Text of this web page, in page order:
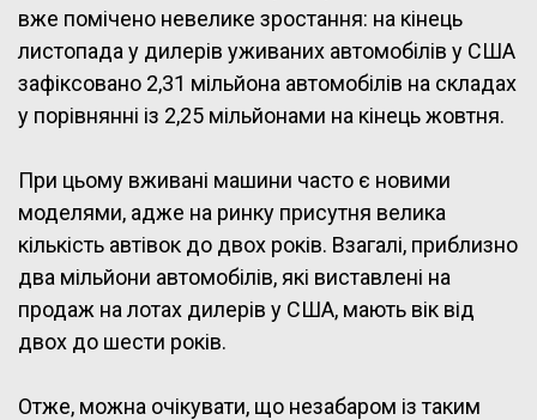
вже помічено невелике зростання: на кінець
листопада у дилерів уживаних автомобілів у США
зафіксовано 2,31 мільйона автомобілів на складах
у порівнянні із 2,25 мільйонами на кінець жовтня.
При цьому вживані машини часто є новими
моделями, адже на ринку присутня велика
кількість автівок до двох років. Взагалі, приблизно
два мільйони автомобілів, які виставлені на
продаж на лотах дилерів у США, мають вік від
двох до шести років.
Отже, можна очікувати, що незабаром із таким